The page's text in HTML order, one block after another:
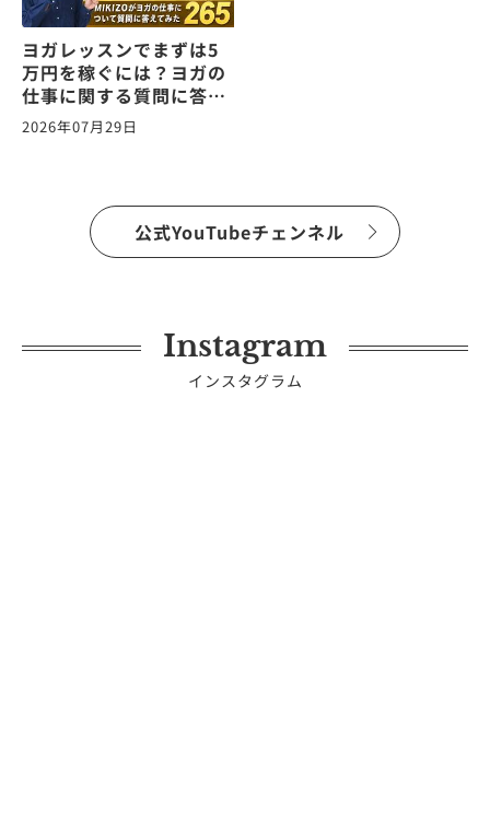
ヨガレッスンでまずは5
万円を稼ぐには？ヨガの
仕事に関する質問に答え
ます！vol.265
2026年07月29日
公式YouTubeチェンネル
Instagram
インスタグラム